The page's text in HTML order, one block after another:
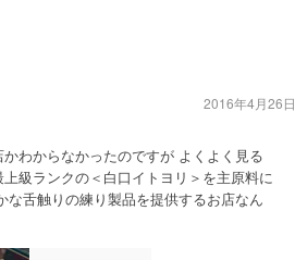
わからなかったのですが よくよく見る
級ランクの＜白口イトヨリ＞を主原料に
舌触りの練り製品を提供するお店なん
2016年4月26日